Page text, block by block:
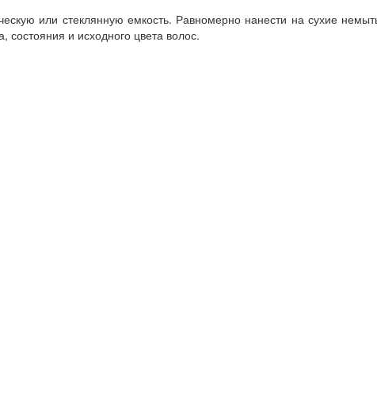
или стеклянную емкость. Равномерно нанести на сухие
и исходного цвета волос.